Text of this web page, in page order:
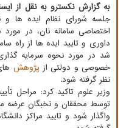
به گزارش نکسترو به نقل از
جلسه شورای نظام ایده ها و
اختصاصی سامانه نان، در
داوری و تایید ایده ها از راه
شد در مورد نحوه سرمایه
خصوصی و دولتی از پژوهش
نظر گرفته شود.
وزیر علوم تاکید کرد: مراحل
توسط محققان و نخبگان عرضه
واگذار شود و تایید مراکز